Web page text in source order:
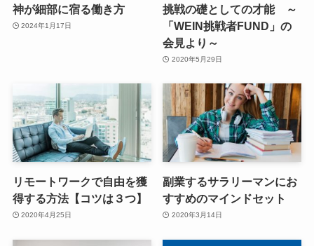
神が細部に宿る働き方
2024年1月17日
挑戦の礎としての才能 ～
「WEIN挑戦者FUND」の
会見より～
2020年5月29日
リモートワークで自由を獲
得する方法【コツは３つ】
2020年4月25日
副業するサラリーマンにお
すすめのマインドセット
2020年3月14日